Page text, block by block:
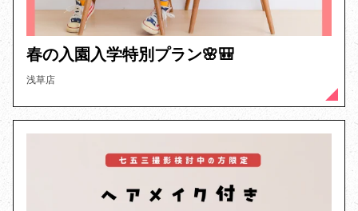
春の入園入学特別プラン🌸🎒
浅草店